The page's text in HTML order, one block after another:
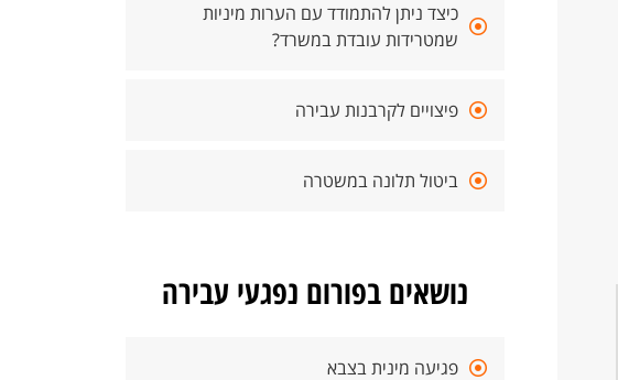
כיצד ניתן להתמודד עם הערות מיניות
שמטרידות עובדת במשרד?
פיצויים לקרבנות עבירה
ביטול תלונה במשטרה
נושאים בפורום נפגעי עבירה
פגיעה מינית בצבא